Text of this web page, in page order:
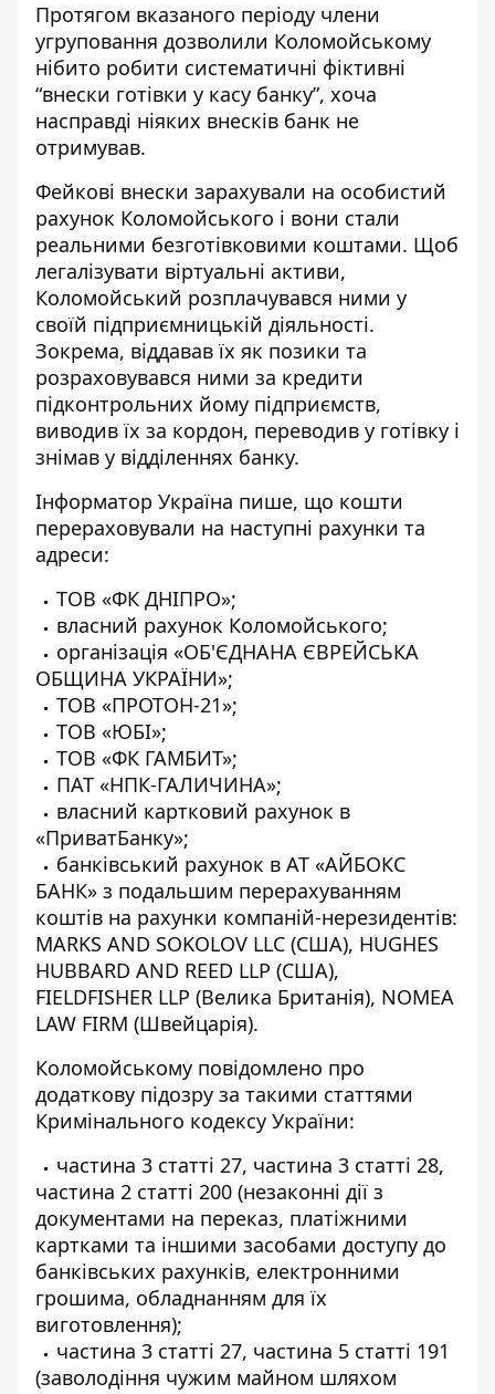
Протягом вказаного періоду члени
угруповання дозволили Коломойському
нібито робити систематичні фіктивні
“внески готівки у касу банку”, хоча
насправді ніяких внесків банк не
отримував.
Фейкові внески зарахували на особистий
рахунок Коломойського і вони стали
реальними безготівковими коштами. Щоб
легалізувати віртуальні активи,
Коломойський розплачувався ними у
своїй підприємницькій діяльності.
Зокрема, віддавав їх як позики та
розраховувався ними за кредити
підконтрольних йому підприємств,
виводив їх за кордон, переводив у готівку і
знімав у відділеннях банку.
Інформатор Україна пише, що кошти
перераховували на наступні рахунки та
адреси:
ТОВ «ФК ДНIПРО»;
власний рахунок Коломойського;
організація «ОБ'ЄДНАНА ЄВРЕЙСЬКА
ОБЩИНА УКРАЇНИ»;
ТОВ «ПРОТОН-21»;
ТОВ «ЮБІ»;
ТОВ «ФК ГАМБИТ»;
ПАТ «НПК-ГАЛИЧИНА»;
власний картковий рахунок в
«ПриватБанку»;
банківський рахунок в АТ «АЙБОКС
БАНК» з подальшим перерахуванням
коштів на рахунки компаній-нерезидентів:
MARKS AND SOKOLOV LLC (США), HUGHES
HUBBARD AND REED LLP (США),
FIELDFISHER LLP (Велика Британія), NOMEA
LAW FIRM (Швейцарія).
Коломойському повідомлено про
додаткову підозру за такими статтями
Кримінального кодексу України:
частина 3 статті 27, частина 3 статті 28,
частина 2 статті 200 (незаконні дії з
документами на переказ, платіжними
картками та іншими засобами доступу до
банківських рахунків, електронними
грошима, обладнанням для їх
виготовлення);
частина 3 статті 27, частина 5 статті 191
(заволодіння чужим майном шляхом